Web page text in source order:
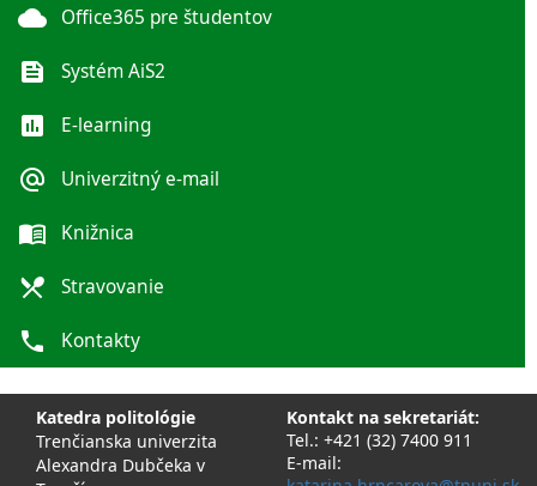
cloud Office365 pre študentov
feed Systém AiS2
poll E-learning
alternate_email Univerzitný e-mail
menu_book Knižnica
local_dining Stravovanie
phone Kontakty
Katedra politológie
Trenčianska univerzita
Alexandra Dubčeka v
Kontakt na sekretariát:
Tel.: +421 (32) 7400 911
E-mail: